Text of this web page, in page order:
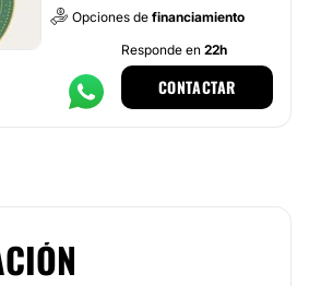
Opciones de financiamiento
Responde en 22h
CONTACTAR